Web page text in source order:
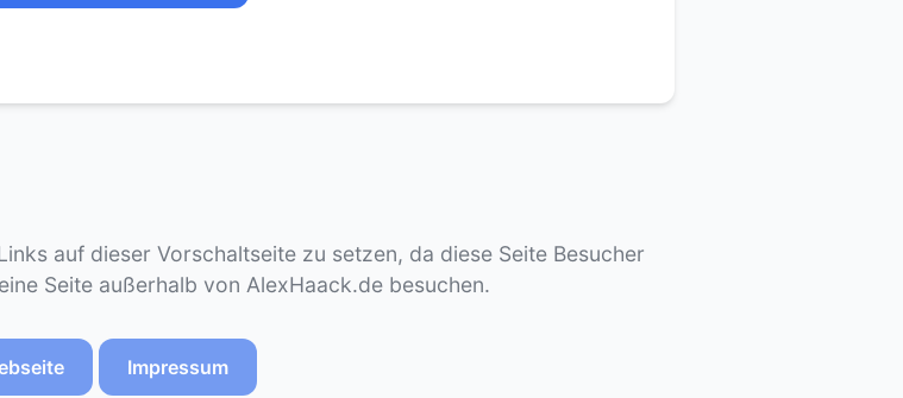
auf dieser Vorschaltseite zu setzen, da diese Seite Besucher
Seite außerhalb von AlexHaack.de besuchen.
Impressum